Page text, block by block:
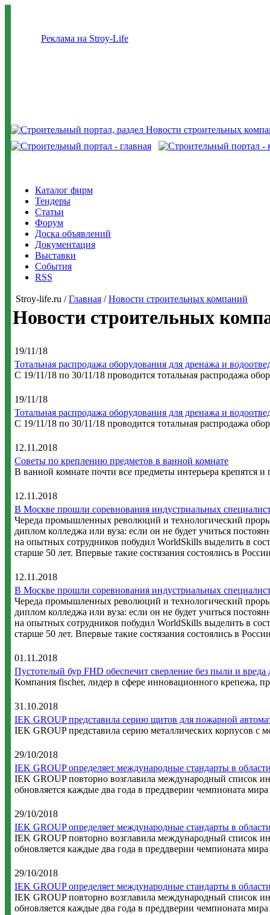
Реклама на Stroy-Life
Каталог фирм
Тендеры
Статьи
Форум
Доска объявлений
Документация
Выставки
События
RSS
Stroy-life.ru /Главная /Новости строительных компаний
Новости строительных
19/11/18
Тотальная распродажа оборудования для дренажа и
С 19/11/18 по 30/11/18 проводится тотальная распродажа
19/11/18
Тотальная распродажа оборудования для дренажа и
С 19/11/18 по 30/11/18 проводится тотальная распродажа
12.11.2018
Советы по креплению предметов в ванной комнате
В ванной комнате почти все предметы интерьера крепятся
12.11.2018
В Москве прошли соревнования индустриальных
Череда промышленных революций и технологический
диплом колледжа или вуза: если он не будет учиться
на опытных сотрудников побудил WorldSkills выделить в
старше 50 лет. Впервые такие состязания состоялись в
12.11.2018
В Москве прошли соревнования индустриальных
Череда промышленных революций и технологический
диплом колледжа или вуза: если он не будет учиться
на опытных сотрудников побудил WorldSkills выделить в
старше 50 лет. Впервые такие состязания состоялись в
01.11.2018
Пустотелый бур FHD обеспечит сверление без пыли и вреда
Компания fischer, лидер в сфере инновационного крепежа,
31.10.2018
IEK GROUP представила серию щитов для пожарной
IEK GROUP представила серию металлических корпусов
29/10/2018
IEK GROUP определяет международные стандарты в
IEK GROUP повторно возглавила международный список
обновляется каждые два года в преддверии чемпионата
29/10/2018
IEK GROUP определяет международные стандарты в
IEK GROUP повторно возглавила международный список
обновляется каждые два года в преддверии чемпионата
29/10/2018
IEK GROUP определяет международные стандарты в
IEK GROUP повторно возглавила международный список
обновляется каждые два года в преддверии чемпионата